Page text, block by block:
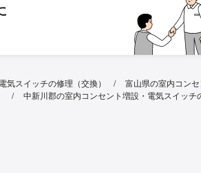
気スイッチの修理（交換）
富山県の室内コン
中新川郡の室内コンセント増設・電気スイッチ